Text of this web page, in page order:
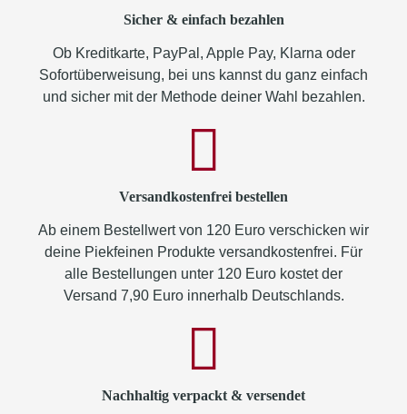
Sicher & einfach bezahlen
Ob Kreditkarte, PayPal, Apple Pay, Klarna oder
Sofortüberweisung, bei uns kannst du ganz einfach
und sicher mit der Methode deiner Wahl bezahlen.
Versandkostenfrei bestellen
Ab einem Bestellwert von 120 Euro verschicken wir
deine Piekfeinen Produkte versandkostenfrei. Für
alle Bestellungen unter 120 Euro kostet der
Versand 7,90 Euro innerhalb Deutschlands.
Nachhaltig verpackt & versendet